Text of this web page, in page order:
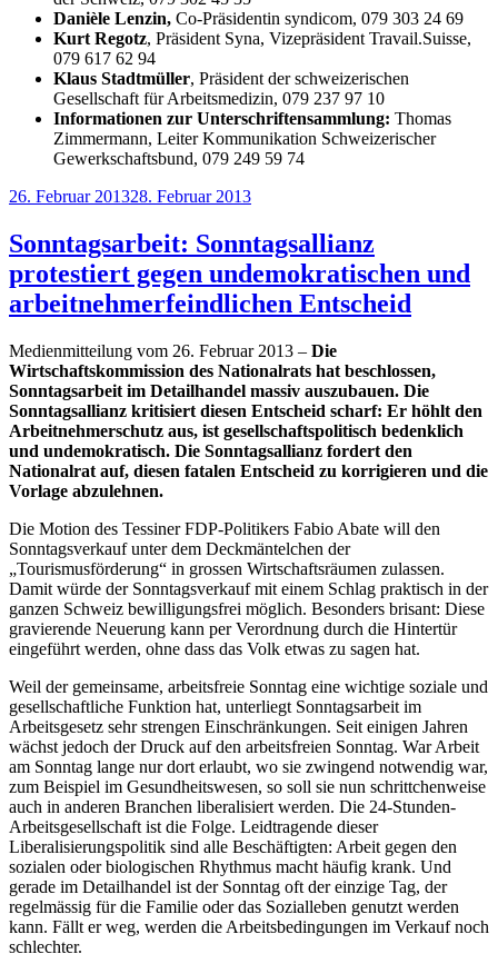
Danièle Lenzin, Co-Präsidentin syndicom, 079 303 24 69
Kurt Regotz, Präsident Syna, Vizepräsident Travail.Suisse,
079 617 62 94
Klaus Stadtmüller, Präsident der schweizerischen
Gesellschaft für Arbeitsmedizin, 079 237 97 10
Informationen zur Unterschriftensammlung: Thomas
Zimmermann, Leiter Kommunikation Schweizerischer
Gewerkschaftsbund, 079 249 59 74
Veröffentlicht
26. Februar 201328. Februar 2013
Sonntagsarbeit: Sonntagsallianz
protestiert gegen undemokratischen und
arbeitnehmerfeindlichen Entscheid
Medienmitteilung vom 26. Februar 2013 – Die
Wirtschaftskommission des Nationalrats hat beschlossen,
Sonntagsarbeit im Detailhandel massiv auszubauen. Die
Sonntagsallianz kritisiert diesen Entscheid scharf: Er höhlt den
Arbeitnehmerschutz aus, ist gesellschaftspolitisch bedenklich
und undemokratisch. Die Sonntagsallianz fordert den
Nationalrat auf, diesen fatalen Entscheid zu korrigieren und die
Vorlage abzulehnen.
Die Motion des Tessiner FDP-Politikers Fabio Abate will den
Sonntagsverkauf unter dem Deckmäntelchen der
„Tourismusförderung“ in grossen Wirtschaftsräumen zulassen.
Damit würde der Sonntagsverkauf mit einem Schlag praktisch in der
ganzen Schweiz bewilligungsfrei möglich. Besonders brisant: Diese
gravierende Neuerung kann per Verordnung durch die Hintertür
eingeführt werden, ohne dass das Volk etwas zu sagen hat.
Weil der gemeinsame, arbeitsfreie Sonntag eine wichtige soziale und
gesellschaftliche Funktion hat, unterliegt Sonntagsarbeit im
Arbeitsgesetz sehr strengen Einschränkungen. Seit einigen Jahren
wächst jedoch der Druck auf den arbeitsfreien Sonntag. War Arbeit
am Sonntag lange nur dort erlaubt, wo sie zwingend notwendig war,
zum Beispiel im Gesundheitswesen, so soll sie nun schrittchenweise
auch in anderen Branchen liberalisiert werden. Die 24-Stunden-
Arbeitsgesellschaft ist die Folge. Leidtragende dieser
Liberalisierungspolitik sind alle Beschäftigten: Arbeit gegen den
sozialen oder biologischen Rhythmus macht häufig krank. Und
gerade im Detailhandel ist der Sonntag oft der einzige Tag, der
regelmässig für die Familie oder das Sozialleben genutzt werden
kann. Fällt er weg, werden die Arbeitsbedingungen im Verkauf noch
schlechter.